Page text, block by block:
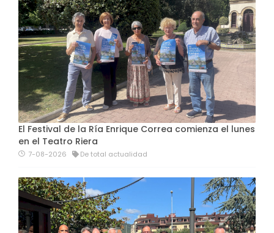
El Festival de la Ría Enrique Correa comienza el lunes
en el Teatro Riera
7-08-2026 De total actualidad